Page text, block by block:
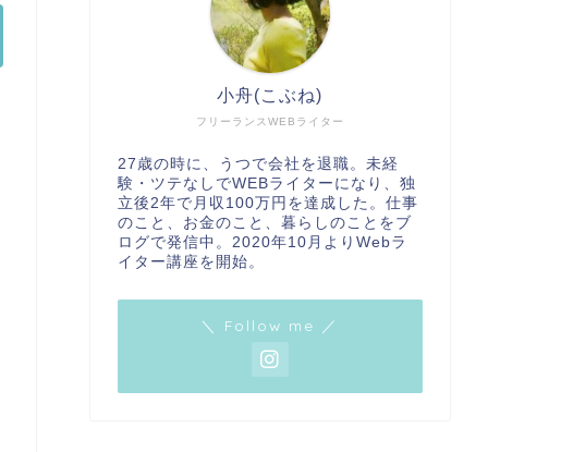
フリーランスWEBライター
小舟(こぶね)
27歳の時に、うつで会社を退職。未経
験・ツテなしでWEBライターになり、独
立後2年で月収100万円を達成した。仕事
のこと、お金のこと、暮らしのことをブ
ログで発信中。2020年10月よりWebラ
イター講座を開始。
＼ Follow me ／